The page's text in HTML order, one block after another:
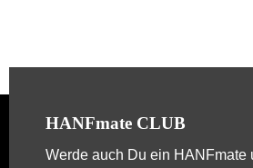
HANFmate CLUB
Werde auch Du ein HANFmate